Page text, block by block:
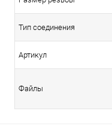
Тип соединения
Артикул
Файлы